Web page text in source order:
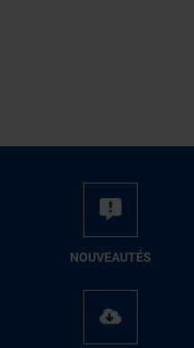
NOUVEAUTÉS